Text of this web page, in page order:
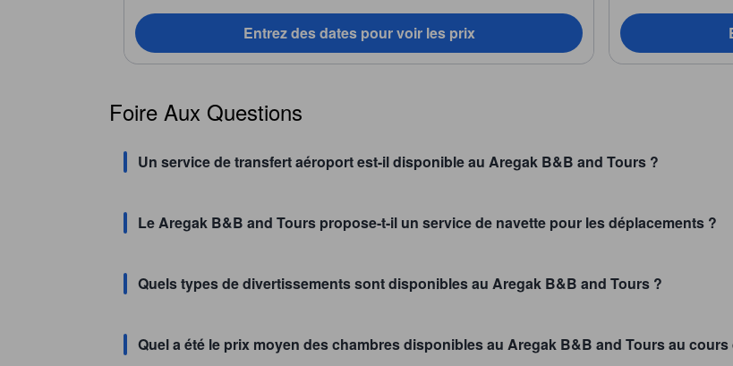
Entrez des dates pour voir les prix
Foire Aux Questions
Un service de transfert aéroport est-il disponible au Aregak B&B and Tours ?
Le Aregak B&B and Tours propose-t-il un service de navette pour les déplacements ?
Quels types de divertissements sont disponibles au Aregak B&B and Tours ?
Quel a été le prix moyen des chambres disponibles au Aregak B&B and Tours au